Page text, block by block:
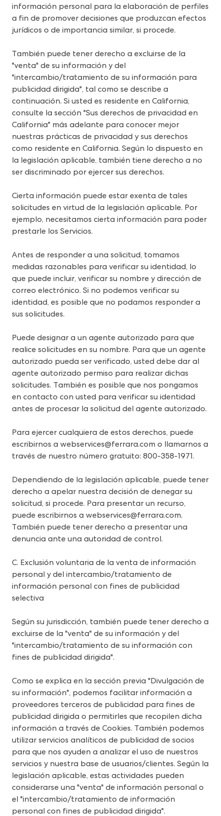
información personal para la elaboración de perfiles
a fin de promover decisiones que produzcan efectos
jurídicos o de importancia similar, si procede.
También puede tener derecho a excluirse de la
"venta" de su información y del
"intercambio/tratamiento de su información para
publicidad dirigida", tal como se describe a
continuación. Si usted es residente en California,
consulte la sección "Sus derechos de privacidad en
California" más adelante para conocer mejor
nuestras prácticas de privacidad y sus derechos
como residente en California. Según lo dispuesto en
la legislación aplicable, también tiene derecho a no
ser discriminado por ejercer sus derechos.
Cierta información puede estar exenta de tales
solicitudes en virtud de la legislación aplicable. Por
ejemplo, necesitamos cierta información para poder
prestarle los Servicios.
Antes de responder a una solicitud, tomamos
medidas razonables para verificar su identidad, lo
que puede incluir, verificar su nombre y dirección de
correo electrónico. Si no podemos verificar su
identidad, es posible que no podamos responder a
sus solicitudes.
Puede designar a un agente autorizado para que
realice solicitudes en su nombre. Para que un agente
autorizado pueda ser verificado, usted debe dar al
agente autorizado permiso para realizar dichas
solicitudes. También es posible que nos pongamos
en contacto con usted para verificar su identidad
antes de procesar la solicitud del agente autorizado.
Para ejercer cualquiera de estos derechos, puede
escribirnos a webservices@ferrara.com o llamarnos a
través de nuestro número gratuito: 800-358-1971.
Dependiendo de la legislación aplicable, puede tener
derecho a apelar nuestra decisión de denegar su
solicitud, si procede. Para presentar un recurso,
puede escribirnos a webservices@ferrara.com.
También puede tener derecho a presentar una
denuncia ante una autoridad de control.
C. Exclusión voluntaria de la venta de información
personal y del intercambio/tratamiento de
información personal con fines de publicidad
selectiva
Según su jurisdicción, también puede tener derecho a
excluirse de la "venta" de su información y del
"intercambio/tratamiento de su información con
fines de publicidad dirigida".
Como se explica en la sección previa "Divulgación de
su información", podemos facilitar información a
proveedores terceros de publicidad para fines de
publicidad dirigida o permitirles que recopilen dicha
información a través de Cookies. También podemos
utilizar servicios analíticos de publicidad de socios
para que nos ayuden a analizar el uso de nuestros
servicios y nuestra base de usuarios/clientes. Según la
legislación aplicable, estas actividades pueden
considerarse una "venta" de información personal o
el "intercambio/tratamiento de información
personal con fines de publicidad dirigida".